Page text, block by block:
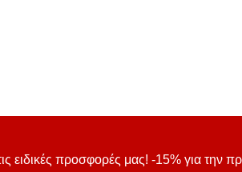
ειδικές προσφορές μας! -15% για την